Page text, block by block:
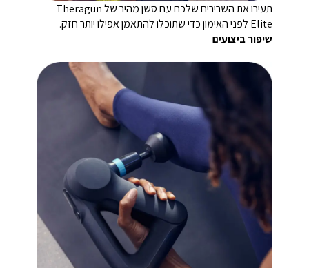
תעירו את השרירים שלכם עם סשן מהיר של Theragun
Elite לפני האימון כדי שתוכלו להתאמן אפילו יותר חזק.
שיפור ביצועים